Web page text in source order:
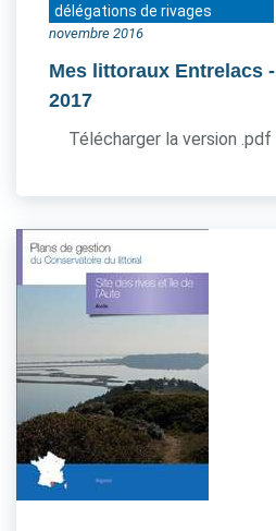
délégations de rivages
novembre 2016
Mes littoraux Entrelacs -
2017
Télécharger la version .pdf